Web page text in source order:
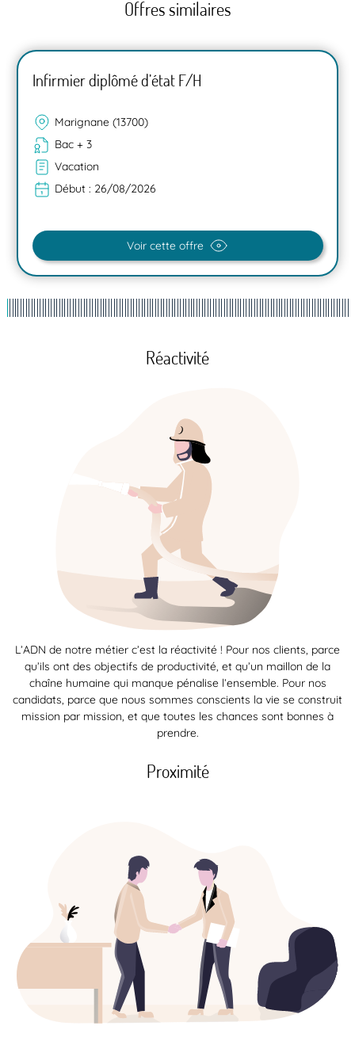
Offres similaires
Infirmier diplômé d’état F/H
Marignane (13700)
Bac + 3
Vacation
Début : 26/08/2026
Voir cette offre
Réactivité
L’ADN de notre métier c’est la réactivité ! Pour nos clients, parce
qu’ils ont des objectifs de productivité, et qu’un maillon de la
chaîne humaine qui manque pénalise l’ensemble. Pour nos
candidats, parce que nous sommes conscients la vie se construit
mission par mission, et que toutes les chances sont bonnes à
prendre.
Proximité